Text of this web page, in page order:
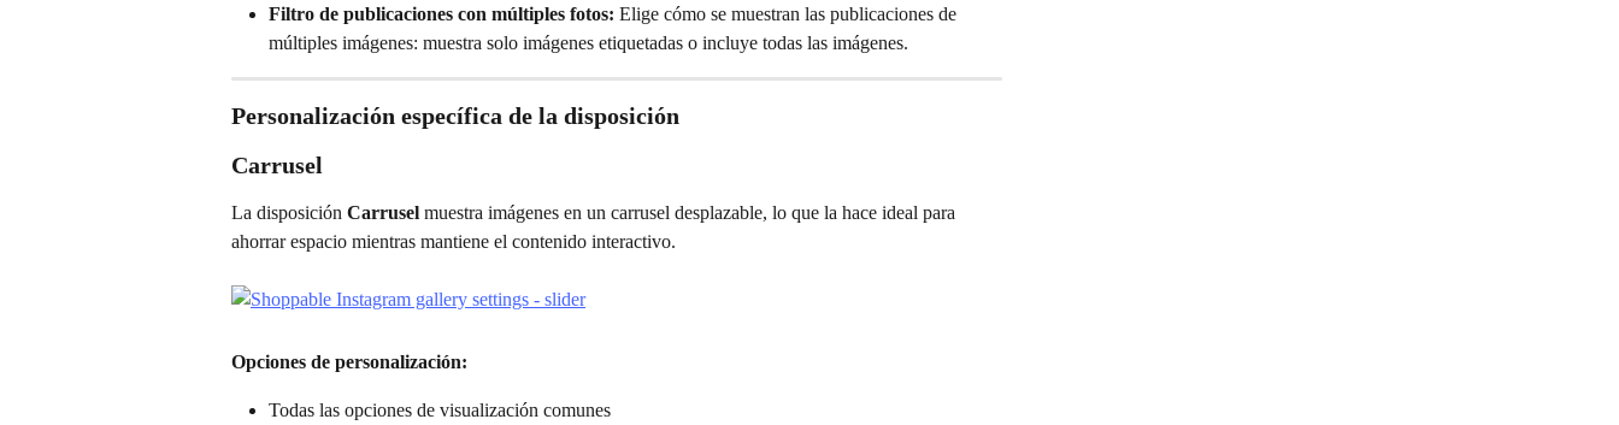
Filtro de publicaciones con múltiples fotos: Elige cómo se muestran las publicaciones de
múltiples imágenes: muestra solo imágenes etiquetadas o incluye todas las imágenes.
Personalización específica de la disposición
Carrusel
La disposición Carrusel muestra imágenes en un carrusel desplazable, lo que la hace ideal para
ahorrar espacio mientras mantiene el contenido interactivo.
Opciones de personalización:
Todas las opciones de visualización comunes